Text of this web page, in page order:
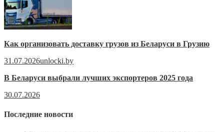
Как организовать доставку грузов из Беларуси в Грузию
31.07.2026unlocki.by
В Беларуси выбрали лучших экспортеров 2025 года
30.07.2026
Последние новости